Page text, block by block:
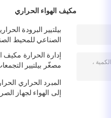
مكيف الهواء الحراري
بيلتيير البرودة
الصناعي للمحيط
إدارة الحرارة مكيف
مصغّر بيلتيير
المبرد الحراري
إلى الهواء لجهاز